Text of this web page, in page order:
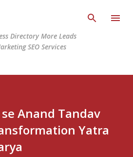
Directory More Leads
SEO Services
Anand Tandav
Yatra